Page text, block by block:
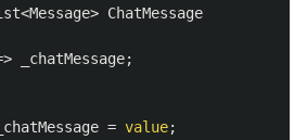
<Message> ChatMessage
_chatMessage;
_chatMessage = value;